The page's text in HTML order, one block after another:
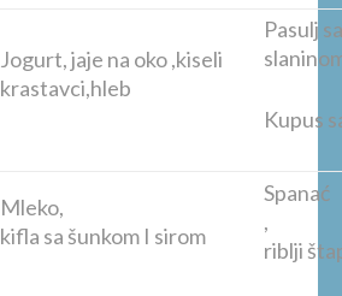
Jogurt, jaje na oko ,kiseli
krastavci,hleb
Pasulj
Kupus
Mleko,
kifla sa šunkom I sirom
Spanać
riblji